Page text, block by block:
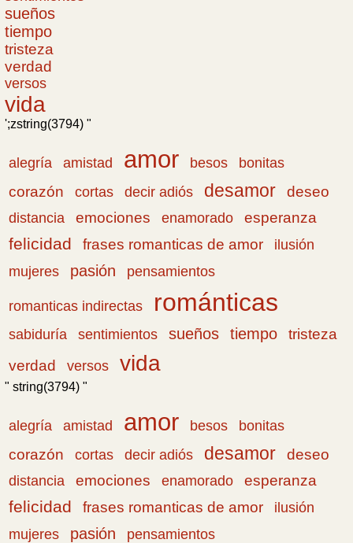
sueños
tiempo
tristeza
verdad
versos
vida
';zstring(3794) "
alegría amistad amor besos
bonitas
corazón
cortas decir adiós desamor deseo
distancia emociones enamorado esperanza
felicidad frases romanticas de amor
ilusión
mujeres
pasión pensamientos
romanticas indirectas románticas
sabiduría sentimientos sueños tiempo
tristeza
verdad
versos vida
" string(3794) "
alegría amistad amor besos
bonitas
corazón
cortas decir adiós desamor deseo
distancia emociones enamorado esperanza
felicidad frases romanticas de amor
ilusión
mujeres
pasión pensamientos